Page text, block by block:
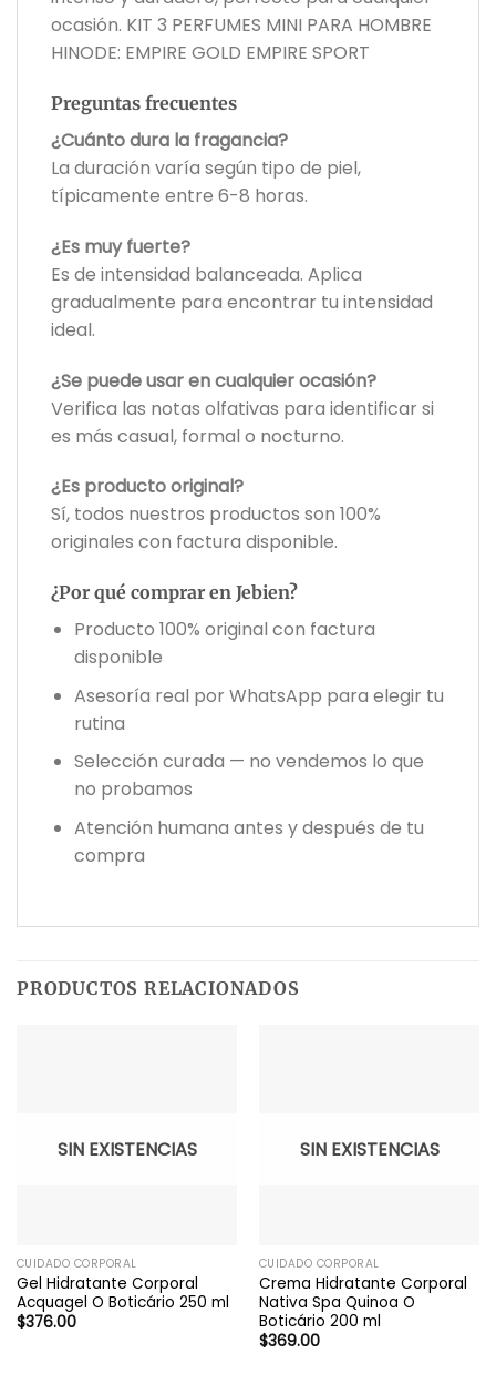
ocasión. KIT 3 PERFUMES MINI PARA HOMBRE
HINODE: EMPIRE GOLD EMPIRE SPORT
Preguntas frecuentes
¿Cuánto dura la fragancia?
La duración varía según tipo de piel,
típicamente entre 6-8 horas.
¿Es muy fuerte?
Es de intensidad balanceada. Aplica
gradualmente para encontrar tu intensidad
ideal.
¿Se puede usar en cualquier ocasión?
Verifica las notas olfativas para identificar si
es más casual, formal o nocturno.
¿Es producto original?
Sí, todos nuestros productos son 100%
originales con factura disponible.
¿Por qué comprar en Jebien?
Producto 100% original con factura
disponible
Asesoría real por WhatsApp para elegir tu
rutina
Selección curada — no vendemos lo que
no probamos
Atención humana antes y después de tu
compra
PRODUCTOS RELACIONADOS
SIN EXISTENCIAS
CUIDADO CORPORAL
Gel Hidratante Corporal
Acquagel O Boticário 250 ml
$376.00
SIN EXISTENCIAS
CUIDADO CORPORAL
Crema Hidratante Corporal
Nativa Spa Quinoa O
Boticário 200 ml
$369.00